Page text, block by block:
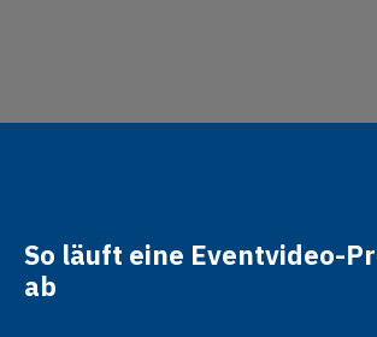
So läuft eine Eventvideo-
ab